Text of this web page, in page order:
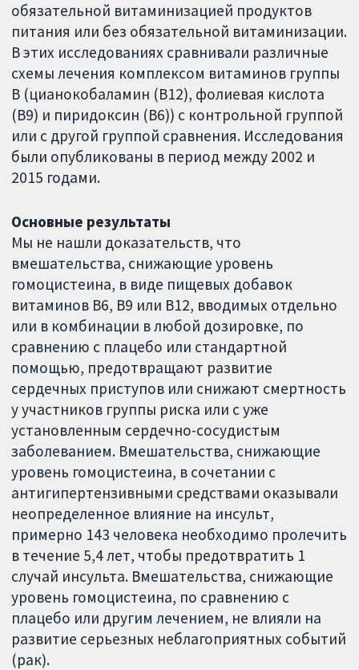
обязательной витаминизацией продуктов
питания или без обязательной витаминизации.
В этих исследованиях сравнивали различные
схемы лечения комплексом витаминов группы
В (цианокобаламин (B12), фолиевая кислота
(B9) и пиридоксин (B6)) с контрольной группой
или с другой группой сравнения. Исследования
были опубликованы в период между 2002 и
2015 годами.
Основные результаты
Мы не нашли доказательств, что
вмешательства, снижающие уровень
гомоцистеина, в виде пищевых добавок
витаминов B6, B9 или B12, вводимых отдельно
или в комбинации в любой дозировке, по
сравнению с плацебо или стандартной
помощью, предотвращают развитие
сердечных приступов или снижают смертность
у участников группы риска или с уже
установленным сердечно-сосудистым
заболеванием. Вмешательства, снижающие
уровень гомоцистеина, в сочетании с
антигипертензивными средствами оказывали
неопределенное влияние на инсульт,
примерно 143 человека необходимо пролечить
в течение 5,4 лет, чтобы предотвратить 1
случай инсульта. Вмешательства, снижающие
уровень гомоцистеина, по сравнению с
плацебо или другим лечением, не влияли на
развитие серьезных неблагоприятных событий
(рак).